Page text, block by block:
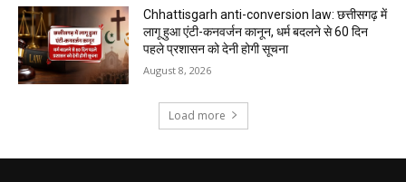
Chhattisgarh anti-conversion law: छत्तीसगढ़ में
लागू हुआ एंटी-कनवर्जन कानून, धर्म बदलने से 60 दिन
पहले प्रशासन को देनी होगी सूचना
August 8, 2026
Load more